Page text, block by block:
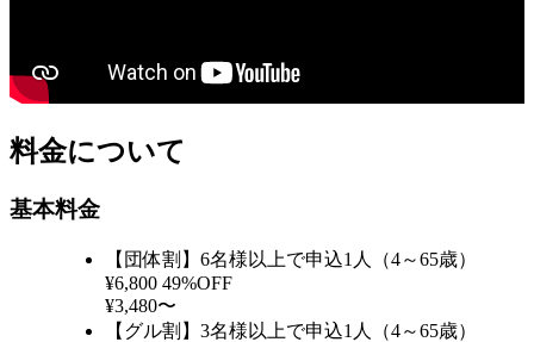
料金について
基本料金
【団体割】6名様以上で申込1人（4～65歳）
¥6,800 49%OFF
¥3,480〜
【グル割】3名様以上で申込1人（4～65歳）